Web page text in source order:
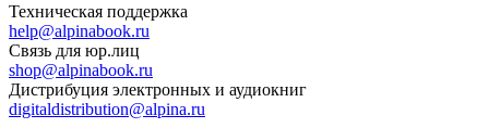
Техническая поддержка
help@alpinabook.ru
Связь для юр.лиц
shop@alpinabook.ru
Дистрибуция электронных и аудиокниг
digitaldistribution@alpina.ru